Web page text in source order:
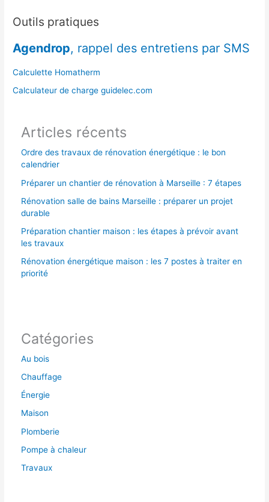
e
c
h
:
Outils pratiques
Agendrop, rappel des entretiens par SMS
Calculette Homatherm
Calculateur de charge guidelec.com
Articles récents
Ordre des travaux de rénovation énergétique : le bon
calendrier
Préparer un chantier de rénovation à Marseille : 7 étapes
Rénovation salle de bains Marseille : préparer un projet
durable
Préparation chantier maison : les étapes à prévoir avant
les travaux
Rénovation énergétique maison : les 7 postes à traiter en
priorité
Catégories
Au bois
Chauffage
Énergie
Maison
Plomberie
Pompe à chaleur
Travaux